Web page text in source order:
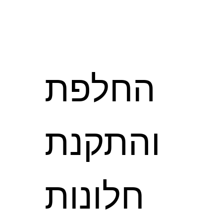
החלפת
והתקנת
חלונות